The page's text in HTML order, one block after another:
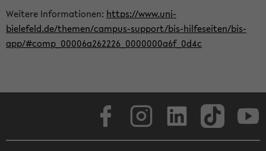
Weitere Informationen: https://www.uni-
bielefeld.de/themen/campus-support/bis-hilfeseiten/bis-
app/#comp_00006a262226_0000000a6f_0d4c